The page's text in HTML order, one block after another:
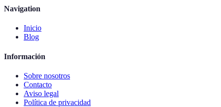
Navigation
Inicio
Blog
Información
Sobre nosotros
Contacto
Aviso legal
Política de privacidad